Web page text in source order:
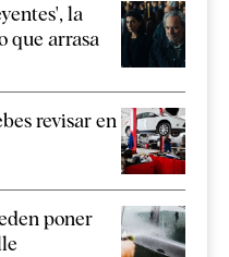
la
que arrasa
revisar en
poner